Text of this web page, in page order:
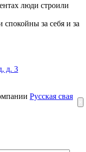
люди строили
за себя и за
д. 3
Русская свая